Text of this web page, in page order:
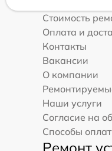
Стоимость
Оплата и
Контакты
Вакансии
О компании
Наши услуги
Согласие на
Способы
Ремонт